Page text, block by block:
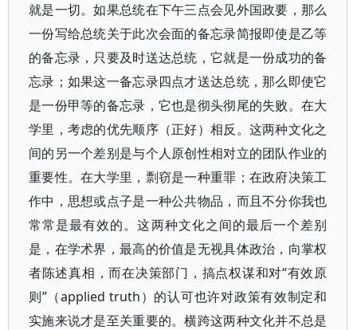
就是一切。如果总统在下午三点会见外国政要，那么
一份写给总统关于此次会面的备忘录简报即使是乙等
的备忘录，只要及时送达总统，它就是一份成功的备
忘录；如果这一备忘录四点才送达总统，那么即使它
是一份甲等的备忘录，它也是彻头彻尾的失败。在大
学里，考虑的优先顺序（正好）相反。这两种文化之
间的另一个差别是与个人原创性相对立的团队作业的
重要性。在大学里，剽窃是一种重罪；在政府决策工
作中，思想或点子是一种公共物品，而且不分你我也
常常是最有效的。这两种文化之间的最后一个差别
是，在学术界，最高的价值是无视具体政治，向掌权
者陈述真相，而在决策部门，搞点权谋和对“有效原
则”（applied truth）的认可也许对政策有效制定和
实施来说才是至关重要的。横跨这两种文化并不总是